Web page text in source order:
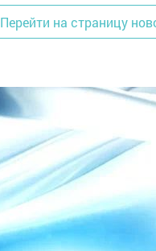
Перейти на страницу